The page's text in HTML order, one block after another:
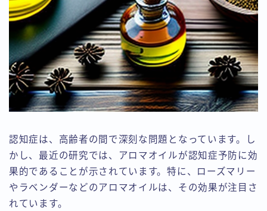
認知症は、高齢者の間で深刻な問題となっています。し
かし、最近の研究では、アロマオイルが認知症予防に効
果的であることが示されています。特に、ローズマリー
やラベンダーなどのアロマオイルは、その効果が注目さ
れています。